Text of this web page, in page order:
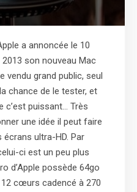
a annoncée le 10
2013 son nouveau Mac
vendu grand public, seul
chance de le tester, et
c’est puissant… Très
une idée il peut faire
ultra-HD. Par
ci est un peu plus
d’Apple possède 64go
12 cœurs cadencé à 270